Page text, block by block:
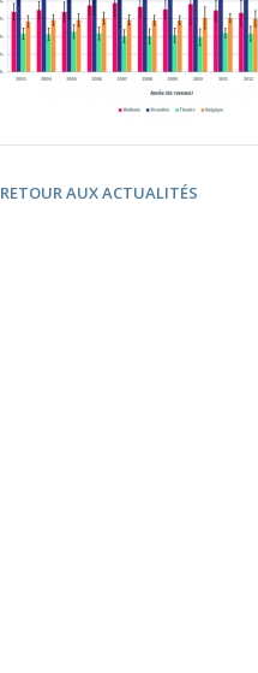
RETOUR AUX ACTUALITÉS